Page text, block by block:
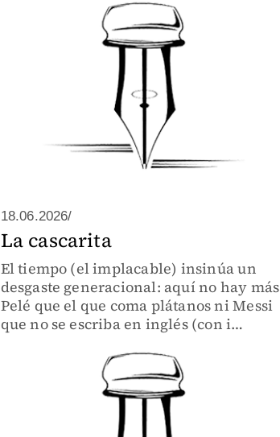
18.06.2026/
La cascarita
El tiempo (el implacable) insinúa un
desgaste generacional: aquí no hay más
Pelé que el que coma plátanos ni Messi
que no se escriba en inglés (con i